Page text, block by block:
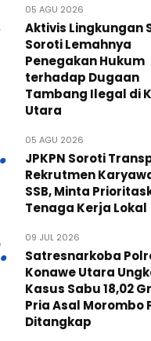
05 AGU 2026
Aktivis Lingkungan
Soroti Lemahnya
Penegakan Hukum
terhadap Dugaan
Tambang Ilegal di
Utara
05 AGU 2026
JPKPN Soroti
Rekrutmen
SSB, Minta
Tenaga Kerja Lokal
09 JUL 2026
Satresnarkoba
Konawe Utara
Kasus Sabu 18,02
Pria Asal Morombo
Ditangkap